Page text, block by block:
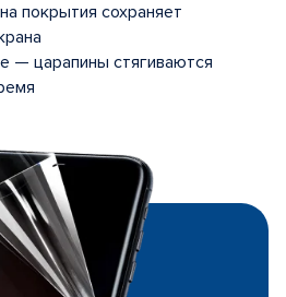
покрытия сохраняет
— царапины стягиваются